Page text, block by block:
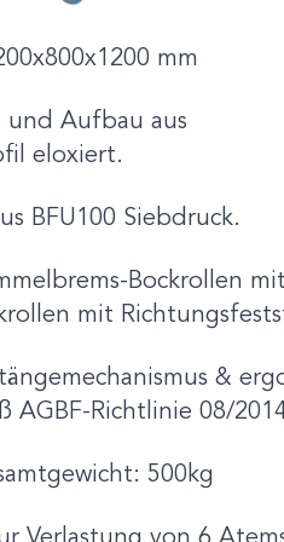
mm
und Aufbau aus
eloxiert.
BFU100 Siebdruck.
Bockrollen
mit
&
AGBF-Richtlinie 08/
500kg